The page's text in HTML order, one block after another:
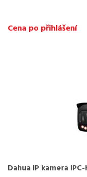
Cena po přihlášení
Dahua IP kamera